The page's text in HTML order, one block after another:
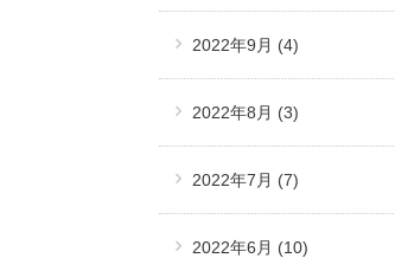
2022年9月 (4)
2022年8月 (3)
2022年7月 (7)
2022年6月 (10)